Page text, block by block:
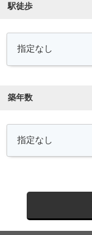
駅徒歩
築年数